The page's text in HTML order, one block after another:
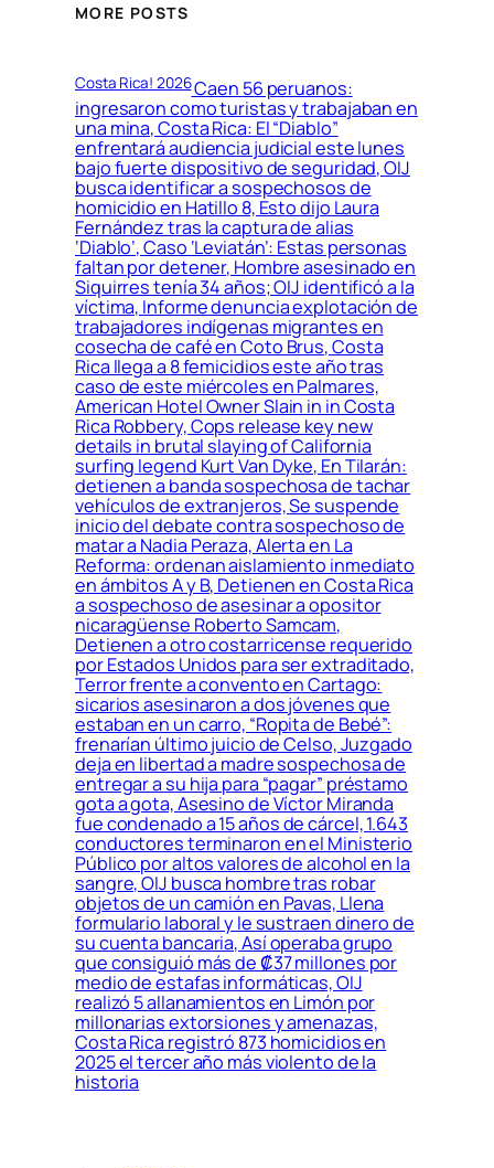
MORE POSTS
Costa Rica! 2026Caen 56 peruanos:
ingresaron como turistas y trabajaban en
una mina, Costa Rica: El “Diablo”
enfrentará audiencia judicial este lunes
bajo fuerte dispositivo de seguridad, OIJ
busca identificar a sospechosos de
homicidio en Hatillo 8, Esto dijo Laura
Fernández tras la captura de alias
‘Diablo’, Caso ‘Leviatán’: Estas personas
faltan por detener, Hombre asesinado en
Siquirres tenía 34 años; OIJ identificó a la
víctima, Informe denuncia explotación de
trabajadores indígenas migrantes en
cosecha de café en Coto Brus, Costa
Rica llega a 8 femicidios este año tras
caso de este miércoles en Palmares,
American Hotel Owner Slain in in Costa
Rica Robbery, Cops release key new
details in brutal slaying of California
surfing legend Kurt Van Dyke, En Tilarán:
detienen a banda sospechosa de tachar
vehículos de extranjeros, Se suspende
inicio del debate contra sospechoso de
matar a Nadia Peraza, Alerta en La
Reforma: ordenan aislamiento inmediato
en ámbitos A y B, Detienen en Costa Rica
a sospechoso de asesinar a opositor
nicaragüense Roberto Samcam,
Detienen a otro costarricense requerido
por Estados Unidos para ser extraditado,
Terror frente a convento en Cartago:
sicarios asesinaron a dos jóvenes que
estaban en un carro, “Ropita de Bebé”:
frenarían último juicio de Celso, Juzgado
deja en libertad a madre sospechosa de
entregar a su hija para “pagar” préstamo
gota a gota, Asesino de Víctor Miranda
fue condenado a 15 años de cárcel, 1.643
conductores terminaron en el Ministerio
Público por altos valores de alcohol en la
sangre, OIJ busca hombre tras robar
objetos de un camión en Pavas, Llena
formulario laboral y le sustraen dinero de
su cuenta bancaria, Así operaba grupo
que consiguió más de ₡37 millones por
medio de estafas informáticas, OIJ
realizó 5 allanamientos en Limón por
millonarias extorsiones y amenazas,
Costa Rica registró 873 homicidios en
2025 el tercer año más violento de la
historia